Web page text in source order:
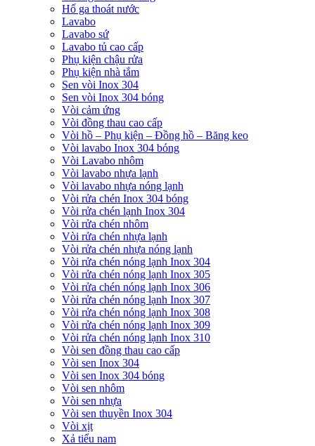
Hố ga thoát nước
Lavabo
Lavabo sứ
Lavabo tủ cao cấp
Phụ kiện chậu rửa
Phụ kiện nhà tắm
Sen vòi Inox 304
Sen vòi Inox 304 bóng
Vòi cảm ứng
Vòi đồng thau cao cấp
Vòi hồ – Phụ kiện – Đồng hồ – Băng keo
Vòi lavabo Inox 304 bóng
Vòi Lavabo nhôm
Vòi lavabo nhựa lạnh
Vòi lavabo nhựa nóng lạnh
Vòi rửa chén Inox 304 bóng
Vòi rửa chén lạnh Inox 304
Vòi rửa chén nhôm
Vòi rửa chén nhựa lạnh
Vòi rửa chén nhựa nóng lạnh
Vòi rửa chén nóng lạnh Inox 304
Vòi rửa chén nóng lạnh Inox 305
Vòi rửa chén nóng lạnh Inox 306
Vòi rửa chén nóng lạnh Inox 307
Vòi rửa chén nóng lạnh Inox 308
Vòi rửa chén nóng lạnh Inox 309
Vòi rửa chén nóng lạnh Inox 310
Vòi sen đồng thau cao cấp
Vòi sen Inox 304
Vòi sen Inox 304 bóng
Vòi sen nhôm
Vòi sen nhựa
Vòi sen thuyền Inox 304
Vòi xịt
Xả tiểu nam